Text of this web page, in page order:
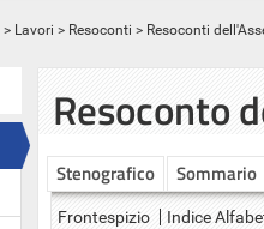
> Lavori > Resoconti > Resoconti
Resoconto
Stenografico Sommario
Frontespizio Indice